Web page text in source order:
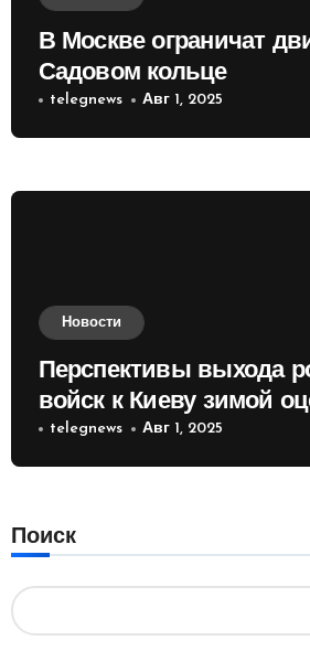
В Москве ограничат
Садовом кольце
telegnews Авг 1, 2025
Новости
Перспективы выхода
войск к Киеву зимой
России
telegnews Авг 1, 2025
Поиск